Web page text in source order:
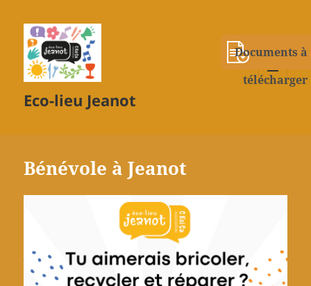
Eco-lieu Jeanot
MENU
Bénévole à Jeanot
Documents à
télécharger